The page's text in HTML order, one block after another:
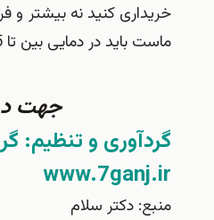
خریداری کنید نه بیشتر
ماست باید در دمایی بین تا 5 تا 7 درجه سانتی‌گرداد نگهداری شود.»
جهت
گردآوری و تنظیم: گروه ۷
www.7ganj.ir
منبع: دكتر سلام